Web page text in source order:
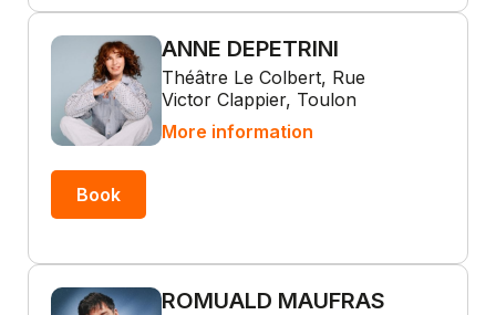
ANNE DEPETRINI
Théâtre Le Colbert, Rue
Victor Clappier, Toulon
More information
Book
ROMUALD MAUFRAS